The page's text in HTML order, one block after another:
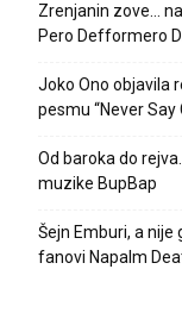
Zrenjanin zove…
Pero Defformero
Joko Ono objavila
pesmu “Never Say
Od baroka do
muzike BupBap
Šejn Emburi, a
fanovi Napalm